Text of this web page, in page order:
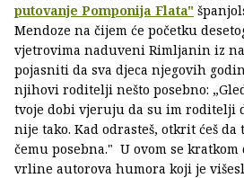
putovanje Pomponija Flata"
Mendoze na čijem će početku
vjetrovima naduveni Rimljanin iz
pojasniti da sva djeca njegovih
njihovi roditelji nešto posebno:
tvoje dobi vjeruju da su im roditelji
nije tako. Kad odrasteš, otkrit ćeš
čemu posebna." U ovom se
vrline autorova humora koji je